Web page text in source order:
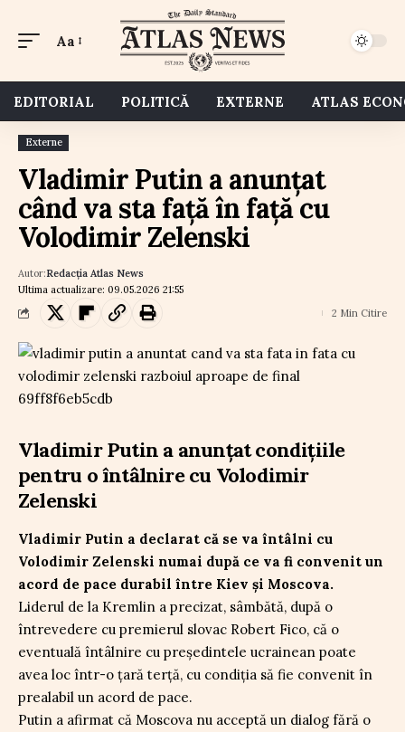
Aa
EDITORIAL POLITICĂ EXTERNE ATLAS
Externe
Vladimir Putin a anunțat
când va sta față în față cu
Volodimir Zelenski
Ultima actualizare: 09.05.2026 21:55
Autor:Redacția Atlas News
2 Min Citire
Vladimir Putin a anunțat condițiile
pentru o întâlnire cu Volodimir
Zelenski
Vladimir Putin a declarat că se va întâlni cu
Volodimir Zelenski numai după ce va fi convenit un
acord de pace durabil între Kiev şi Moscova.
Liderul de la Kremlin a precizat, sâmbătă, după o
întrevedere cu premierul slovac Robert Fico, că o
eventuală întâlnire cu președintele ucrainean poate
avea loc într-o ţară terţă, cu condiţia să fie convenit în
prealabil un acord de pace.
Putin a afirmat că Moscova nu acceptă un dialog fără o